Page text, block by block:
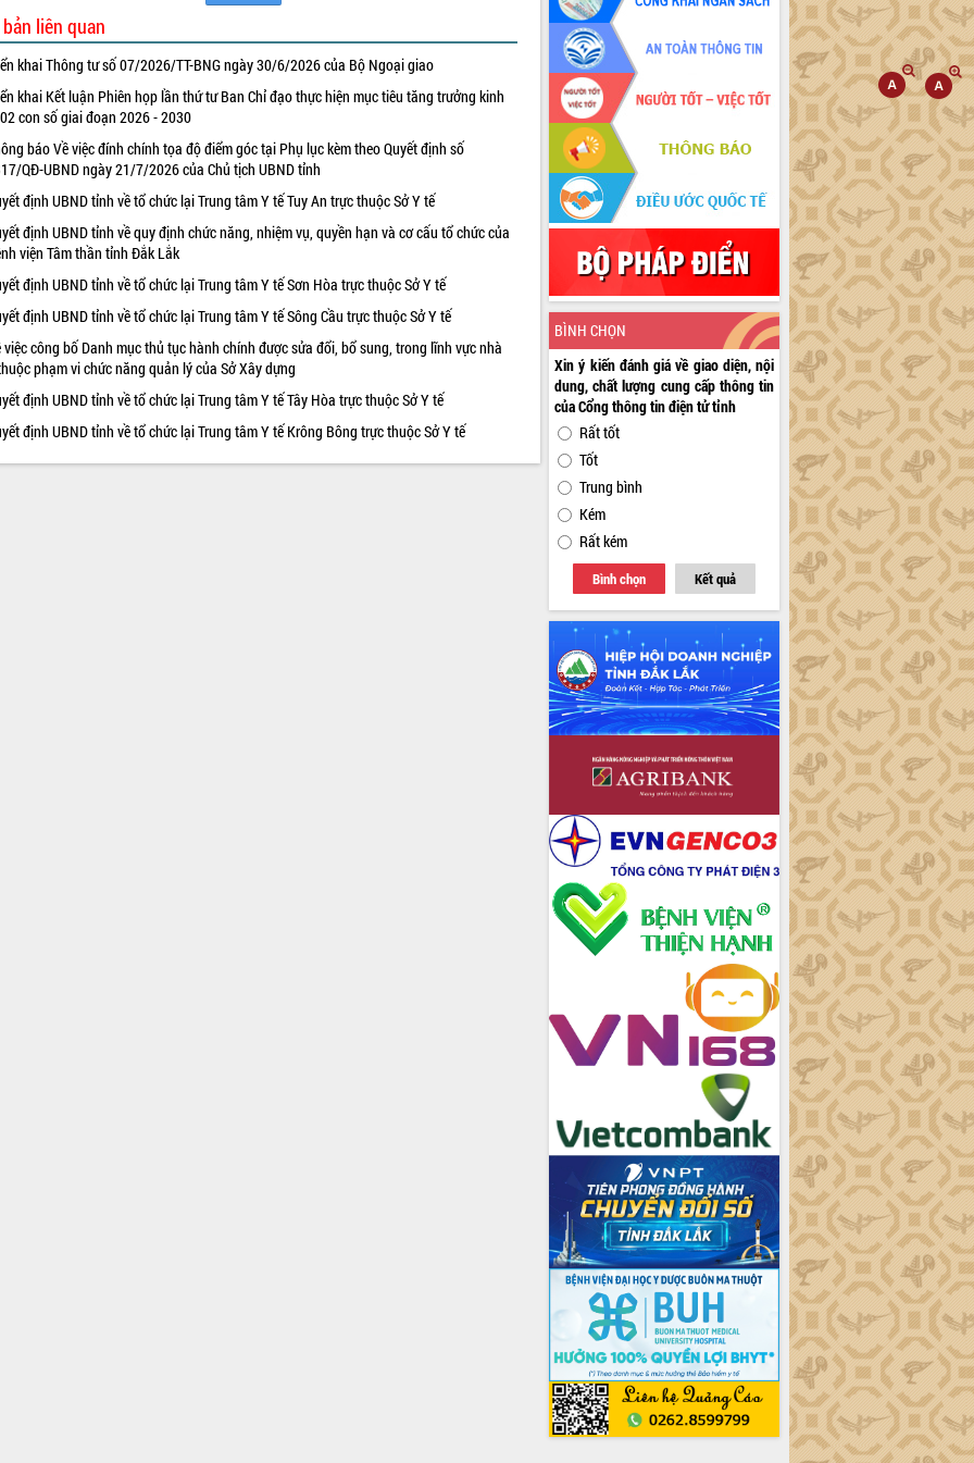
liên quan
khai Thông tư số 07/2026/TT-BNG ngày 30/6/2026 của Bộ Ngoại giao
khai Kết luận Phiên họp lần thứ tư Ban Chỉ đạo thực hiện mục tiêu tăng trưởng kinh
con số giai đoạn 2026 - 2030
báo Về việc đính chính tọa độ điểm góc tại Phụ lục kèm theo Quyết định số
QĐ-UBND ngày 21/7/2026 của Chủ tịch UBND tỉnh
định UBND tỉnh về tổ chức lại Trung tâm Y tế Tuy An trực thuộc Sở Y tế
định UBND tỉnh về quy định chức năng, nhiệm vụ, quyền hạn và cơ cấu tổ chức của
viện Tâm thần tỉnh Đắk Lắk
định UBND tỉnh về tổ chức lại Trung tâm Y tế Sơn Hòa trực thuộc Sở Y tế
định UBND tỉnh về tổ chức lại Trung tâm Y tế Sông Cầu trực thuộc Sở Y tế
việc công bố Danh mục thủ tục hành chính được sửa đổi, bổ sung, trong lĩnh vực nhà
phạm vi chức năng quản lý của Sở Xây dựng
định UBND tỉnh về tổ chức lại Trung tâm Y tế Tây Hòa trực thuộc Sở Y tế
định UBND tỉnh về tổ chức lại Trung tâm Y tế Krông Bông trực thuộc Sở Y tế
BÌNH CHỌN
Xin ý kiến đánh giá về giao diện, nội
dung, chất lượng cung cấp thông tin
của Cổng thông tin điện tử tỉnh
Rất tốt
Tốt
Trung bình
Kém
Rất kém
Bình chọn Kết quả